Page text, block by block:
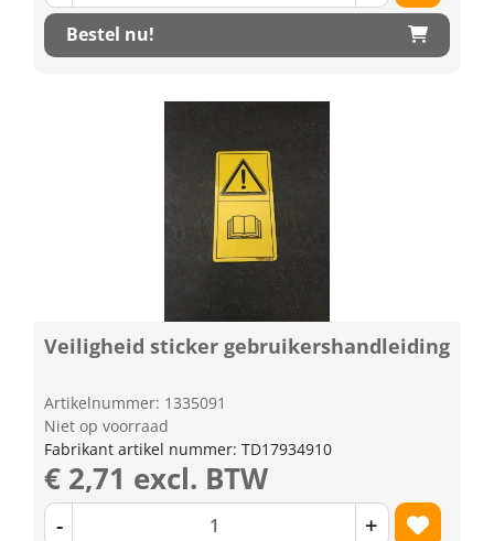
Bestel nu!
Veiligheid sticker gebruikershandleiding
Artikelnummer: 1335091
Niet op voorraad
Fabrikant artikel nummer: TD17934910
€ 2,71 excl. BTW
- +